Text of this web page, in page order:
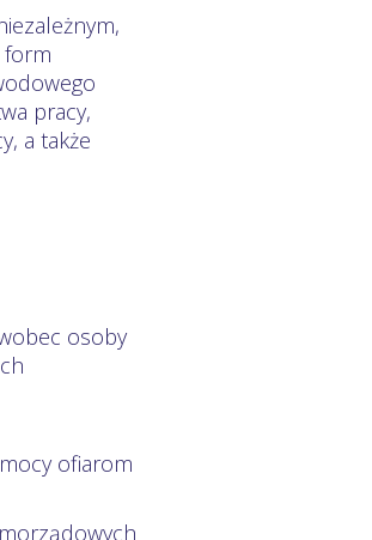
form
pracy,
a także
osoby
ofiarom